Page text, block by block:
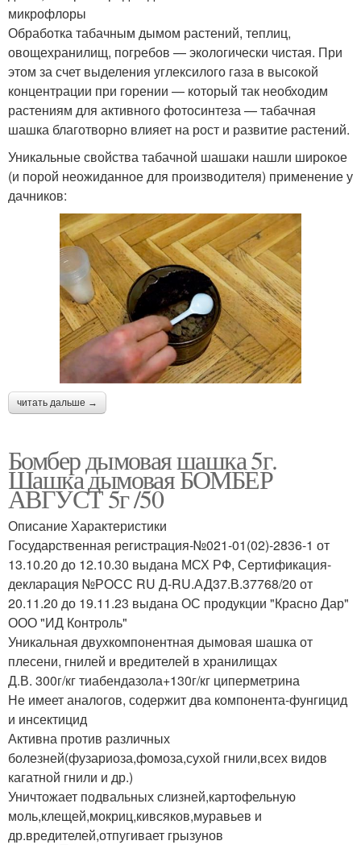
микрофлоры
Обработка табачным дымом растений, теплиц,
овощехранилищ, погребов — экологически чистая. При
этом за счет выделения углексилого газа в высокой
концентрации при горении — который так необходим
растениям для активного фотосинтеза — табачная
шашка благотворно влияет на рост и развитие растений.
Уникальные свойства табачной шашаки нашли широкое
(и порой неожиданное для производителя) применение у
дачников:
читать дальше →
Бомбер дымовая шашка 5г.
Шашка дымовая БОМБЕР
АВГУСТ 5г /50
Описание Характеристики
Государственная регистрация-№021-01(02)-2836-1 от
13.10.20 до 12.10.30 выдана МСХ РФ, Сертификация-
декларация №РОСС RU Д-RU.АД37.В.37768/20 от
20.11.20 до 19.11.23 выдана ОС продукции "Красно Дар"
ООО "ИД Контроль"
Уникальная двухкомпонентная дымовая шашка от
плесени, гнилей и вредителей в хранилищах
Д.В. 300г/кг тиабендазола+130г/кг циперметрина
Не имеет аналогов, содержит два компонента-фунгицид
и инсектицид
Активна против различных
болезней(фузариоза,фомоза,сухой гнили,всех видов
кагатной гнили и др.)
Уничтожает подвальных слизней,картофельную
моль,клещей,мокриц,кивсяков,муравьев и
др.вредителей,отпугивает грызунов